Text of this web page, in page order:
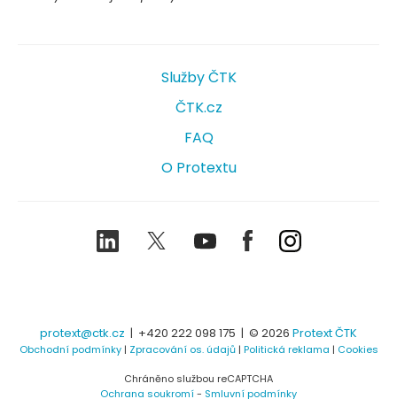
Služby ČTK
ČTK.cz
FAQ
O Protextu
LinkedIn TwitterYoutubeFacebookInstagram
protext@ctk.cz | +420 222 098 175 | © 2026 Protext ČTK
Obchodní podmínky| Zpracování os. údajů| Politická reklama | Cookies
Chráněno službou reCAPTCHA
Ochrana soukromí- Smluvní podmínky